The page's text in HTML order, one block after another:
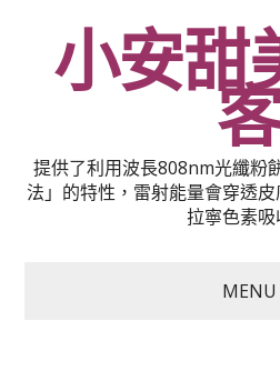
小安甜
提供了利用波長808nm光纖粉
法」的特性，雷射能量會穿透
拉寧色素吸
MENU